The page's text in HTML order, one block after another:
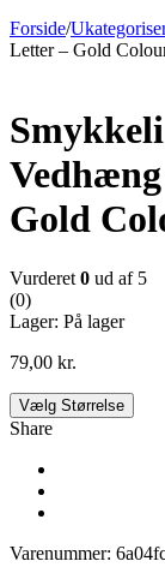
Forside/
Letter – Gold
Gold
Vurderet 0 ud af 5
(0)
Lager: På lager
79,00 kr.
Vælg Størrelse
Share
Varenummer: